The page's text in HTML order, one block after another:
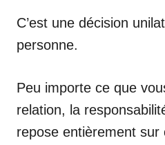
C’est une décision
personne.
Peu importe ce que
relation, la
repose entièrement sur